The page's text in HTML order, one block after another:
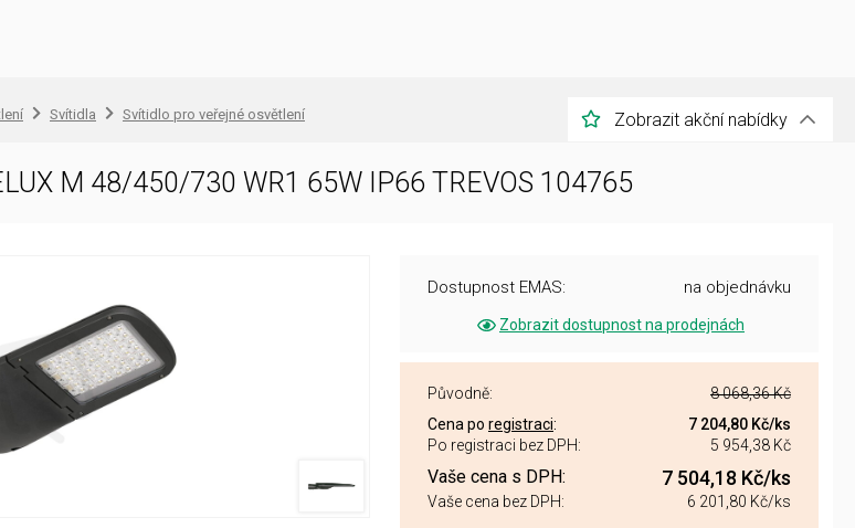
Svítidla Svítidlo pro veřejné osvětlení Zobrazit akční nabídky
M 48/450/730 WR1 65W IP66 TREVOS 104765
Dostupnost EMAS: na objednávku
Zobrazit dostupnost na prodejnách
Původně:
8 068,36 Kč
Cena po registraci: 7 204,80 Kč/ks
Po registraci bez DPH:
5 954,38 Kč
Vaše cena s DPH: 7 504,18 Kč/ks
Vaše cena bez DPH: 6 201,80 Kč/ks